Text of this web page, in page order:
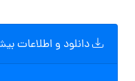
دانلود و اطلاعات